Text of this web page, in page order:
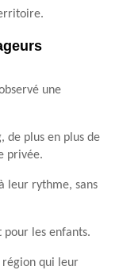
une
de plus en plus de
privée.
leur rythme, sans
pour les enfants.
région qui leur